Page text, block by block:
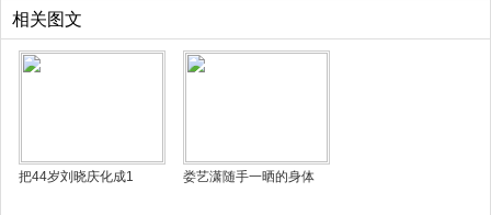
相关图文
把44岁刘晓庆化成1 娄艺潇随手一晒的身体